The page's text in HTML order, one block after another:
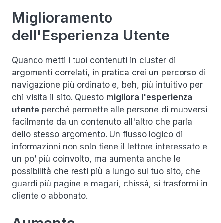
Miglioramento
dell'Esperienza Utente
Quando metti i tuoi contenuti in cluster di
argomenti correlati, in pratica crei un percorso di
navigazione più ordinato e, beh, più intuitivo per
chi visita il sito. Questo migliora l'esperienza
utente perché permette alle persone di muoversi
facilmente da un contenuto all'altro che parla
dello stesso argomento. Un flusso logico di
informazioni non solo tiene il lettore interessato e
un po’ più coinvolto, ma aumenta anche le
possibilità che resti più a lungo sul tuo sito, che
guardi più pagine e magari, chissà, si trasformi in
cliente o abbonato.